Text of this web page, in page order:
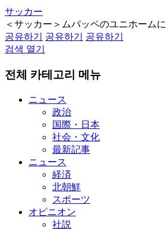
サッカー
＜サッカー＞ムバッペのユニホーム
공유하기
공유하기
공유하기
검색 열기
전체 카테고리 메뉴
ニュース
政治
国際・日本
社会・文化
最新記事
ニュース
経済
北朝鮮
スポーツ
オピニオン
社説